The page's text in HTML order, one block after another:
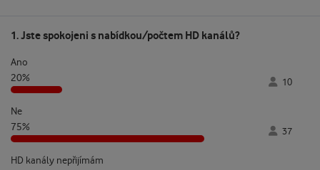
1. Jste spokojeni s nabídkou/počtem HD kanálů?
Ano
20%
10
Ne
75%
37
HD kanály nepřijímám